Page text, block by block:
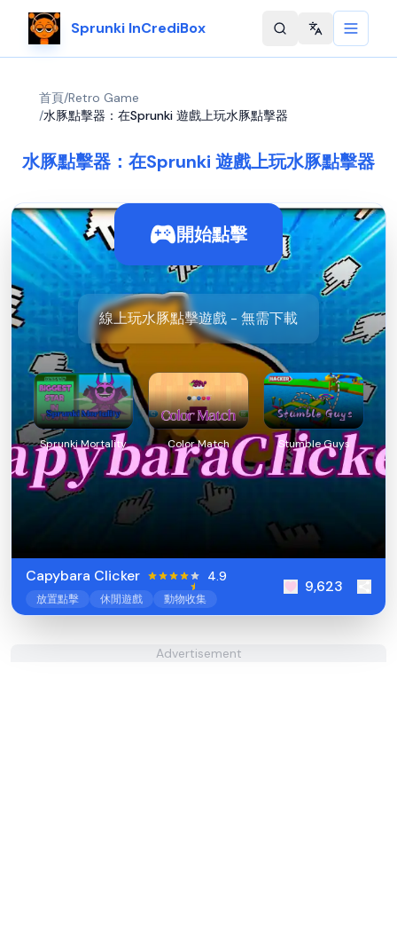
Sprunki InCrediBox Change
首頁/Retro Game
/水豚點擊器：在Sprunki 遊戲上玩水豚點擊器
水豚點擊器：在Sprunki 遊戲上玩水豚點擊器
開始點擊
線上玩水豚點擊遊戲 - 無需下載
Sprunki Mortality Color Match Stumble Guys
Capybara Clicker 4.9
放置點擊 休閒遊戲 動物收集
9,623
Advertisement